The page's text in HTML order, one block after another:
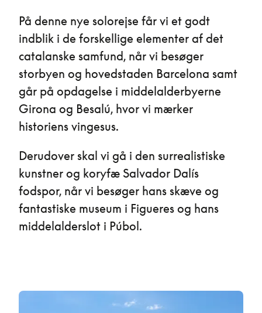
På denne nye solorejse får vi et godt
indblik i de forskellige elementer af det
catalanske samfund, når vi besøger
storbyen og hovedstaden Barcelona samt
går på opdagelse i middelalderbyerne
Girona og Besalú, hvor vi mærker
historiens vingesus.
Derudover skal vi gå i den surrealistiske
kunstner og koryfæ Salvador Dalís
fodspor, når vi besøger hans skæve og
fantastiske museum i Figueres og hans
middelalderslot i Púbol.